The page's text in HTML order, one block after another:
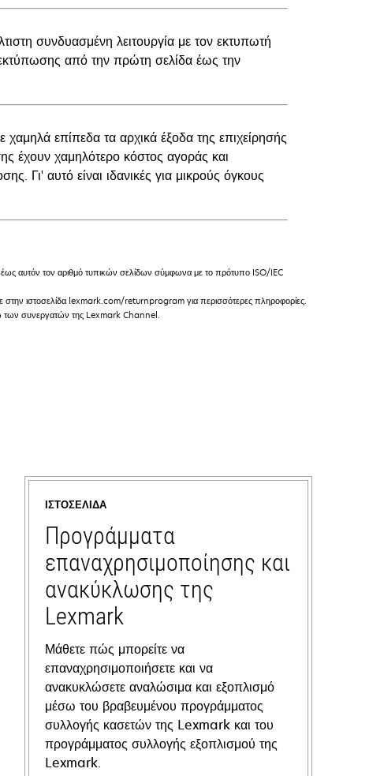
συνδυασμένη λειτουργία με τον εκτυπωτή
από την πρώτη σελίδα έως την
επίπεδα τα αρχικά έξοδα της επιχείρησής
έχουν χαμηλότερο κόστος αγοράς και
Γι' αυτό είναι ιδανικές για μικρούς όγκους
αυτόν τον αριθμό τυπικών σελίδων σύμφωνα με το πρότυπο ISO/IEC
στην ιστοσελίδα lexmark.com/returnprogram για περισσότερες πληροφορίες.
των συνεργατών της Lexmark Channel.
ΙΣΤΟΣΕΛΊΔΑ
Προγράμματα
επαναχρησιμοποίησης και
ανακύκλωσης της
Lexmark
Μάθετε πώς μπορείτε να
επαναχρησιμοποιήσετε και να
ανακυκλώσετε αναλώσιμα και εξοπλισμό
μέσω του βραβευμένου προγράμματος
συλλογής κασετών της Lexmark και του
προγράμματος συλλογής εξοπλισμού της
Lexmark.